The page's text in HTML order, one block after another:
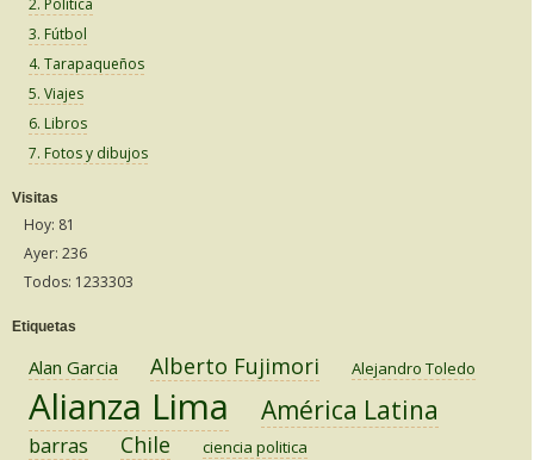
3. Fútbol
4. Tarapaqueños
5. Viajes
6. Libros
7. Fotos y dibujos
Visitas
Hoy: 81
Ayer: 236
Todos: 1233303
Etiquetas
Alan Garcia Alberto Fujimori Alejandro Toledo
Alianza Lima América Latina
barras Chile ciencia politica